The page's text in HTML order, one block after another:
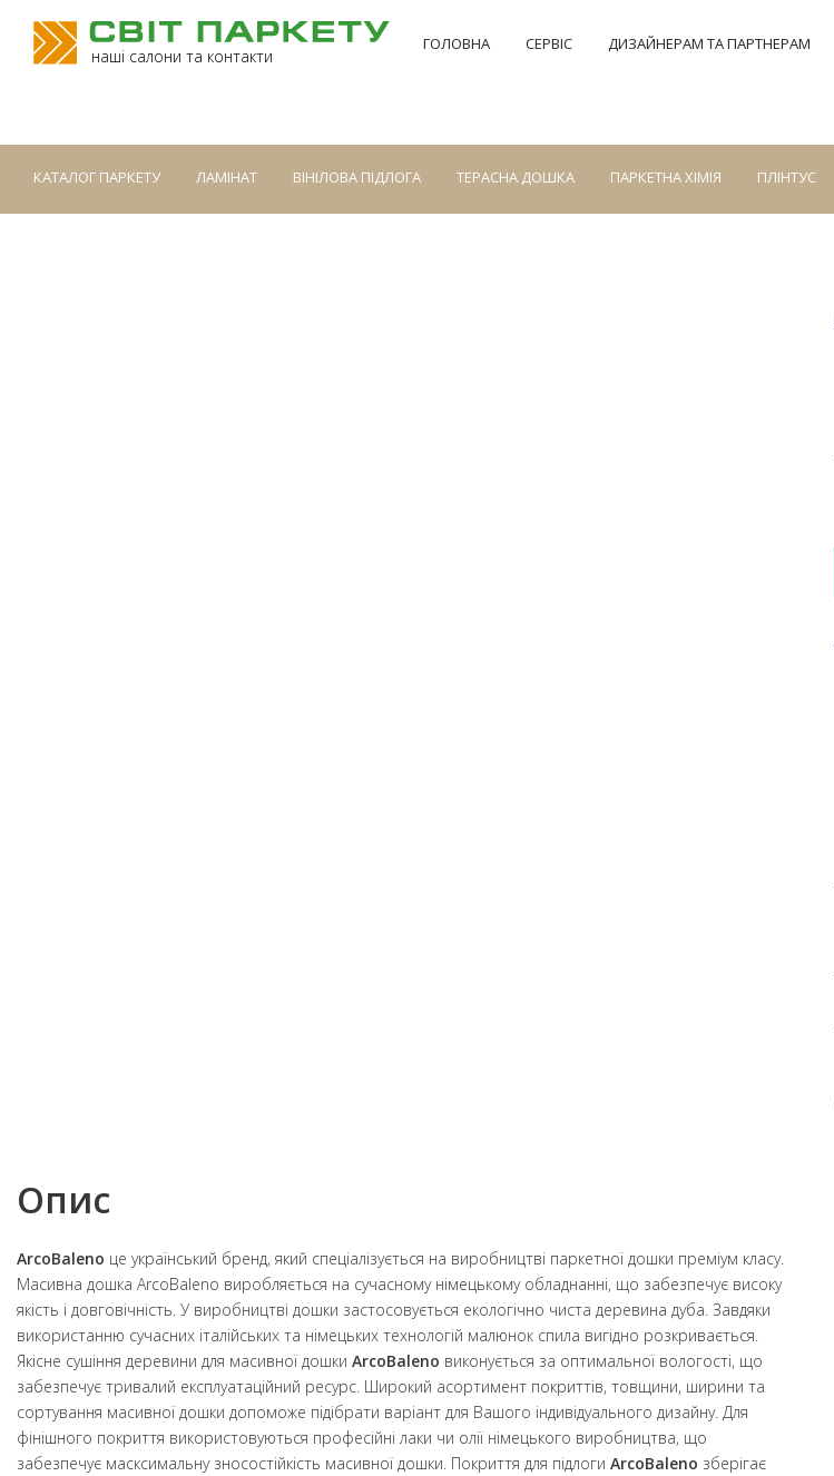
наші салони та контакти
ГОЛОВНА СЕРВІС ДИЗАЙНЕРАМ ТА ПАРТНЕРАМ
КАТАЛОГ ПАРКЕТУ ЛАМІНАТ ВІНІЛОВА ПІДЛОГА ТЕРАСНА ДОШКА ПАРКЕТНА ХІМІЯ ПЛІНТУС
Опис
ArcoBaleno це український бренд, який спеціалізується на виробництві паркетної дошки преміум класу.
Масивна дошка ArcoBaleno виробляється на сучасному німецькому обладнанні, що забезпечує високу
якість і довговічність. У виробництві дошки застосовується екологічно чиста деревина дуба. Завдяки
використанню сучасних італійських та німецьких технологій малюнок спила вигідно розкривається.
Якісне сушіння деревини для масивної дошки ArcoBaleno виконується за оптимальної вологості, що
забезпечує тривалий експлуатаційний ресурс. Широкий асортимент покриттів, товщини, ширини та
сортування масивної дошки допоможе підібрати варіант для Вашого індивідуального дизайну. Для
фінішного покриття використовуються професійні лаки чи олії німецького виробництва, що
забезпечує масксимальну зносостійкість масивної дошки. Покриття для підлоги ArcoBaleno зберігає